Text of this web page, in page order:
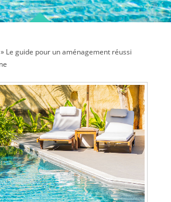
» Le guide pour un aménagement réussi